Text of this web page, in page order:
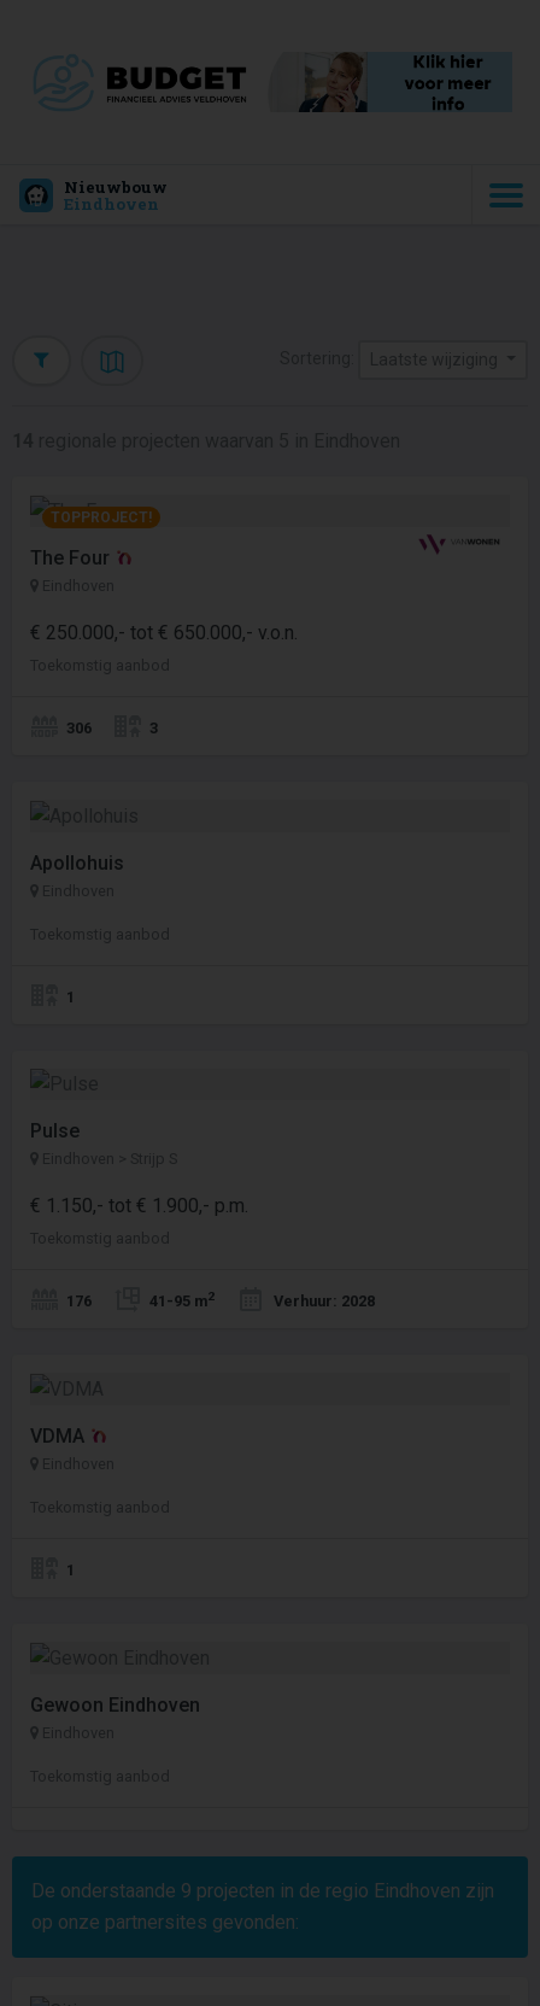
Nieuwbouw
Eindhoven
Laatste wijziging
TOPPROJECT!
The Four
Eindhoven
€ 250.000,- tot € 650.000,- v.o.n.
Toekomstig aanbod
306 3
Apollohuis
Eindhoven
Toekomstig aanbod
1
Pulse
Eindhoven > Strijp S
€ 1.150,- tot € 1.900,- p.m.
Toekomstig aanbod
176 41-95 m2 Verhuur: 2028
VDMA
Eindhoven
Toekomstig aanbod
1
Gewoon Eindhoven
Eindhoven
Toekomstig aanbod
De onderstaande 9 projecten in de regio Eindhoven zijn
op onze partnersites gevonden: